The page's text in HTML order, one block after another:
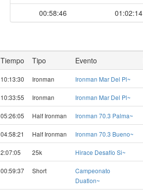
00:58:46
01:02:14
Tiempo Tipo Evento
10:13:30 Ironman Ironman Mar Del Pl~
10:33:55 Ironman Ironman Mar Del Pl~
05:26:05 Half Ironman Ironman 70.3 Palma~
04:58:21 Half Ironman Ironman 70.3 Bueno~
2:07:05 25k Hirace Desafío Si~
00:59:37 Short
Campeonato
Duatlon~